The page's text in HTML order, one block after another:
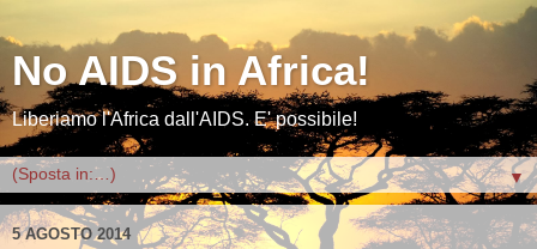
No AIDS in Africa!
Liberiamo l'Africa dall'AIDS. E' possibile!
▼
5 AGOSTO 2014